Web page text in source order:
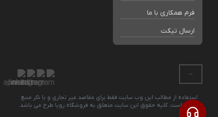
فرم همکاری با ما
ارسال تیکت
استفاده از مطالب این وب سایت فقط برای مقاصد غیر تجاری و با ذکر منبع
بلامانع است. کلیه حقوق این سایت متعلق به فروشگاه رویا طرح می باشد.